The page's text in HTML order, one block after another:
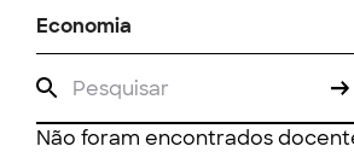
Economia
Não foram encontrados